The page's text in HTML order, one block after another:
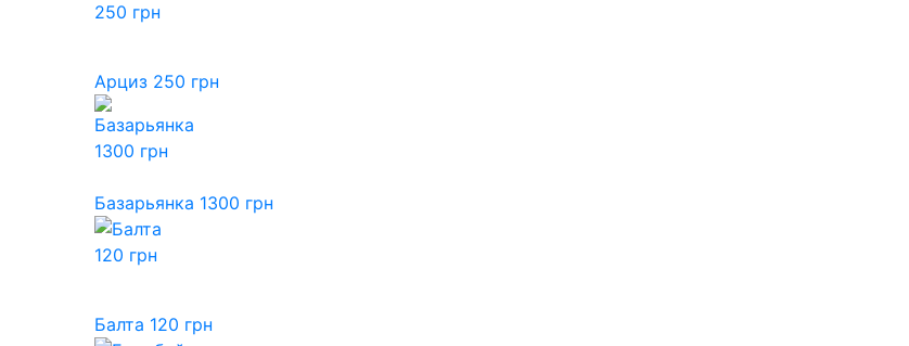
Арциз 250 грн
Базарьянка 1300 грн
Балта 120 грн